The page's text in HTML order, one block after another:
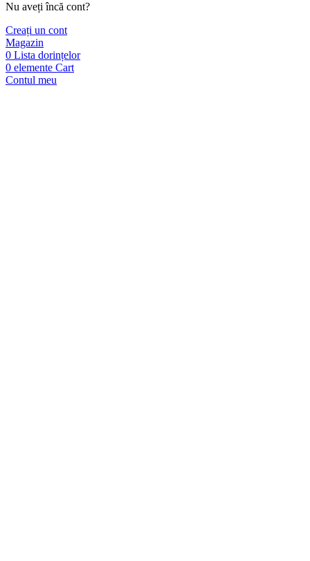
Nu aveți încă cont?
Creați un cont
Magazin
0 Lista dorințelor
0 elemente Cart
Contul meu